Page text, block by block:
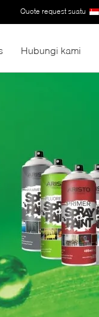
Quote request suatu |
Hubungi kami